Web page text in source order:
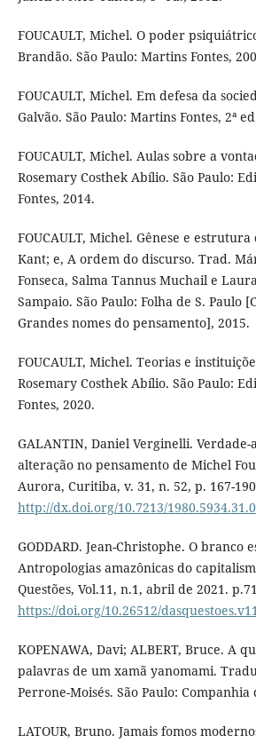
FOUCAULT, Michel. O poder
Brandão. São Paulo: Martins Fontes,
FOUCAULT, Michel. Em defesa da
Galvão. São Paulo: Martins Fontes, 2ª
FOUCAULT, Michel. Aulas sobre a
Rosemary Costhek Abílio. São Paulo:
Fontes, 2014.
FOUCAULT, Michel. Gênese e
Kant; e, A ordem do discurso. Trad.
Fonseca, Salma Tannus Muchail e
Sampaio. São Paulo: Folha de S. Paulo
Grandes nomes do pensamento], 2015.
FOUCAULT, Michel. Teorias e
Rosemary Costhek Abílio. São Paulo:
Fontes, 2020.
GALANTIN, Daniel Verginelli. Verdade-
alteração no pensamento de Michel
Aurora, Curitiba, v. 31, n. 52, p. 167-
http://dx.doi.org/10.7213/
GODDARD. Jean-Christophe. O branco
Antropologias amazônicas do
Questões, Vol.11, n.1, abril de 2021.
https://doi.org/10.26512/
KOPENAWA, Davi; ALBERT, Bruce. A
palavras de um xamã yanomami.
Perrone-Moisés. São Paulo: Companhia
LATOUR, Bruno. Jamais fomos